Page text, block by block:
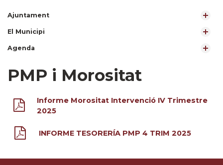
Ajuntament
El Municipi
Agenda
PMP i Morositat
Informe Morositat Intervenció IV Trimestre
2025
INFORME TESORERÍA PMP 4 TRIM 2025